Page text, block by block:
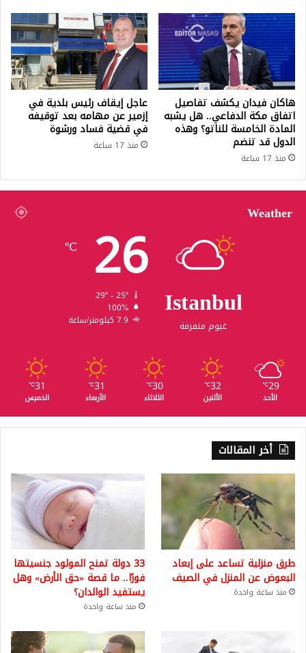
هاكان فيدان يكشف تفاصيل
اتفاق مكة الدفاعي.. هل يشبه
المادة الخامسة للناتو؟ وهذه
الدول قد تنضم
منذ 17 ساعة
عاجل إيقاف رئيس بلدية في
إزمير عن مهامه بعد توقيفه
في قضية فساد ورشوة
منذ 17 ساعة
Weather
Istanbul
غيوم متفرقة
26
℃
29º - 25º
100%
7.9 كيلومتر/ساعة
29
℃
الأحد
32
℃
الأثنين
30
℃
الثلاثاء
31
℃
الأربعاء
31
℃
الخميس
أخر المقالات
طرق منزلية تساعد على إبعاد
البعوض عن المنزل في الصيف
منذ ساعة واحدة
33 دولة تمنح المولود جنسيتها
فورًا.. ما قصة «حق الأرض» وهل
يستفيد الوالدان؟
منذ ساعة واحدة